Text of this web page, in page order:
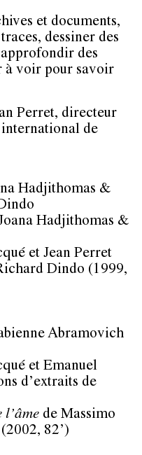
et documents,
dessiner des
des
à voir pour savoir
Perret, directeur
de
Hadjithomas &
Hadjithomas &
et Jean Perret
Dindo (1999,
Abramovich
et Emanuel
d’extraits de
l’âme de Massimo
(2002, 82’)